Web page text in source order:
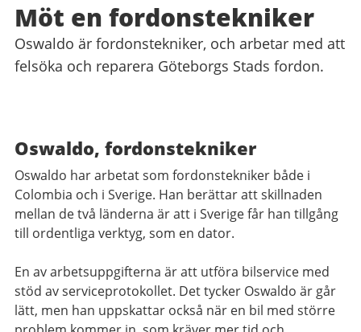
Möt en fordonstekniker
Oswaldo är fordonstekniker, och arbetar med att
felsöka och reparera Göteborgs Stads fordon.
Oswaldo, fordonstekniker
Oswaldo har arbetat som fordonstekniker både i
Colombia och i Sverige. Han berättar att skillnaden
mellan de två länderna är att i Sverige får han tillgång
till ordentliga verktyg, som en dator.
En av arbetsuppgifterna är att utföra bilservice med
stöd av serviceprotokollet. Det tycker Oswaldo är går
lätt, men han uppskattar också när en bil med större